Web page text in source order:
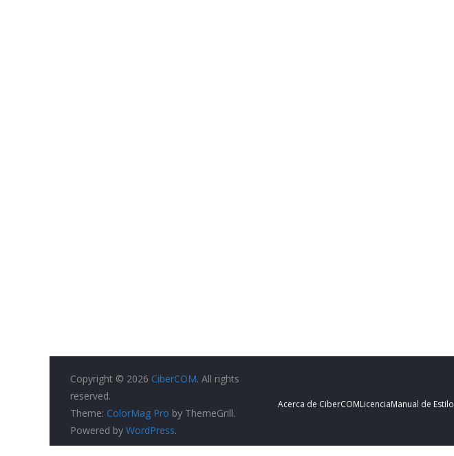
Acerca de CiberCOMLicenciaManual de Estilo
Copyright © 2026 CiberCOM. All rights
reserved.
Theme: ColorMag Pro by ThemeGrill.
Powered by WordPress.